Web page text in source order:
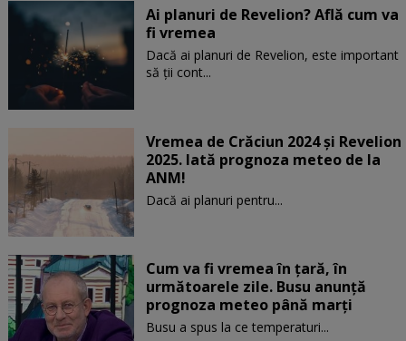
Ai planuri de Revelion? Află cum va
fi vremea
Dacă ai planuri de Revelion, este important
să ții cont...
Vremea de Crăciun 2024 și Revelion
2025. Iată prognoza meteo de la
ANM!
Dacă ai planuri pentru...
Cum va fi vremea în țară, în
următoarele zile. Busu anunță
prognoza meteo până marți
Busu a spus la ce temperaturi...